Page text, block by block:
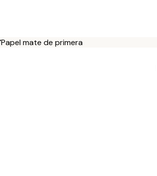
Papel mate de primera